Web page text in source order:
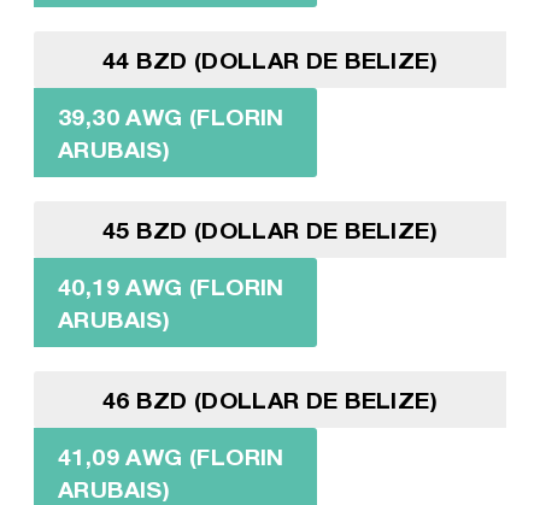
44 BZD (DOLLAR DE BELIZE)
39,30 AWG (FLORIN
ARUBAIS)
45 BZD (DOLLAR DE BELIZE)
40,19 AWG (FLORIN
ARUBAIS)
46 BZD (DOLLAR DE BELIZE)
41,09 AWG (FLORIN
ARUBAIS)